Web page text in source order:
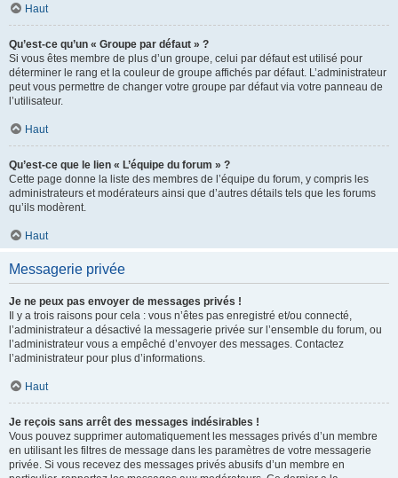
Haut
Qu’est-ce qu’un « Groupe par défaut » ?
Si vous êtes membre de plus d’un groupe, celui par défaut est utilisé pour
déterminer le rang et la couleur de groupe affichés par défaut. L’administrateur
peut vous permettre de changer votre groupe par défaut via votre panneau de
l’utilisateur.
Haut
Qu’est-ce que le lien « L’équipe du forum » ?
Cette page donne la liste des membres de l’équipe du forum, y compris les
administrateurs et modérateurs ainsi que d’autres détails tels que les forums
qu’ils modèrent.
Haut
Messagerie privée
Je ne peux pas envoyer de messages privés !
Il y a trois raisons pour cela : vous n’êtes pas enregistré et/ou connecté,
l’administrateur a désactivé la messagerie privée sur l’ensemble du forum, ou
l’administrateur vous a empêché d’envoyer des messages. Contactez
l’administrateur pour plus d’informations.
Haut
Je reçois sans arrêt des messages indésirables !
Vous pouvez supprimer automatiquement les messages privés d’un membre
en utilisant les filtres de message dans les paramètres de votre messagerie
privée. Si vous recevez des messages privés abusifs d’un membre en